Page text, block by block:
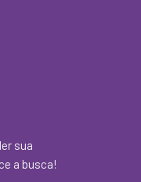
sua
a busca!